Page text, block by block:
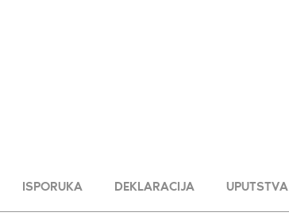
ISPORUKA DEKLARACIJA UPUTSTVA